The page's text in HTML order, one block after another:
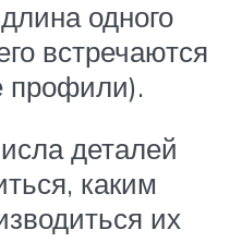
одного
встречаются
профили).
деталей
каким
их